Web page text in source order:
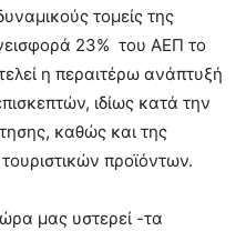
τομείς της
23% του ΑΕΠ το
η περαιτέρω ανάπτυξή
ιδίως κατά την
καθώς και της
προϊόντων.
μας υστερεί -τα